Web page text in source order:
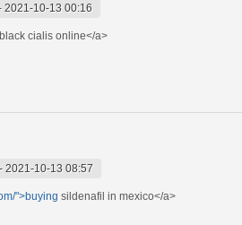
2021-10-13 00:16
black cialis online</a>
- 2021-10-13 08:57
">buying sildenafil in mexico</a>